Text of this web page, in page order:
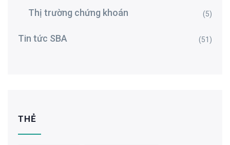
Thị trường chứng khoán (5)
Tin tức SBA (51)
THẺ